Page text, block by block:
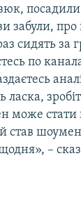
посадили
забули,
сидять за
по
ласка,
може стати
став
–